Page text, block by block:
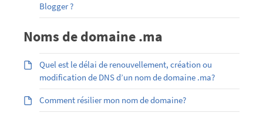
Blogger ?
Noms de domaine .ma
Quel est le délai de renouvellement, création ou
modification de DNS d’un nom de domaine .ma?
Comment résilier mon nom de domaine?